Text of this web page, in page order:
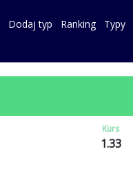
Dodaj typ Ranking Typy
Kurs
1.33